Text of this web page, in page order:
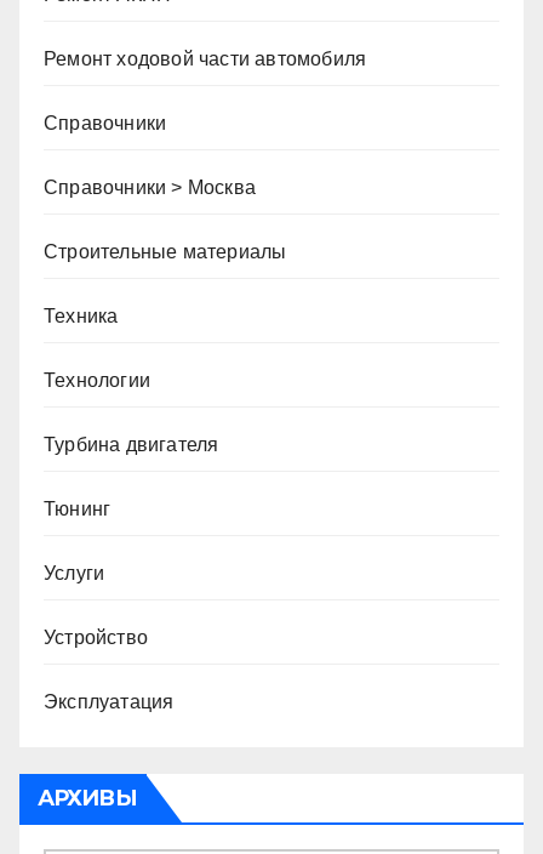
Ремонт ходовой части автомобиля
Справочники
Справочники > Москва
Строительные материалы
Техника
Технологии
Турбина двигателя
Тюнинг
Услуги
Устройство
Эксплуатация
АРХИВЫ